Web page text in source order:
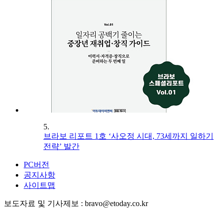
5.
브라보 리포트 1호 ‘사오정 시대, 73세까지 일하기
전략’ 발간
PC버전
공지사항
사이트맵
보도자료 및 기사제보 : bravo@etoday.co.kr